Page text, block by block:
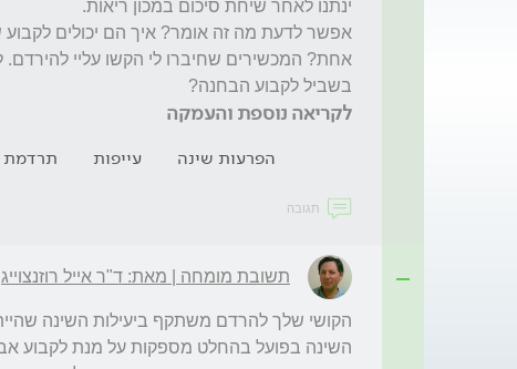
בשביל לקבוע הבחנה?
לקריאה נוספת והעמקה
הפרעות שינה עייפות תרדמת
תגובה
תשובת מומחה | מאת: ד"ר אייל רוזנצוייג